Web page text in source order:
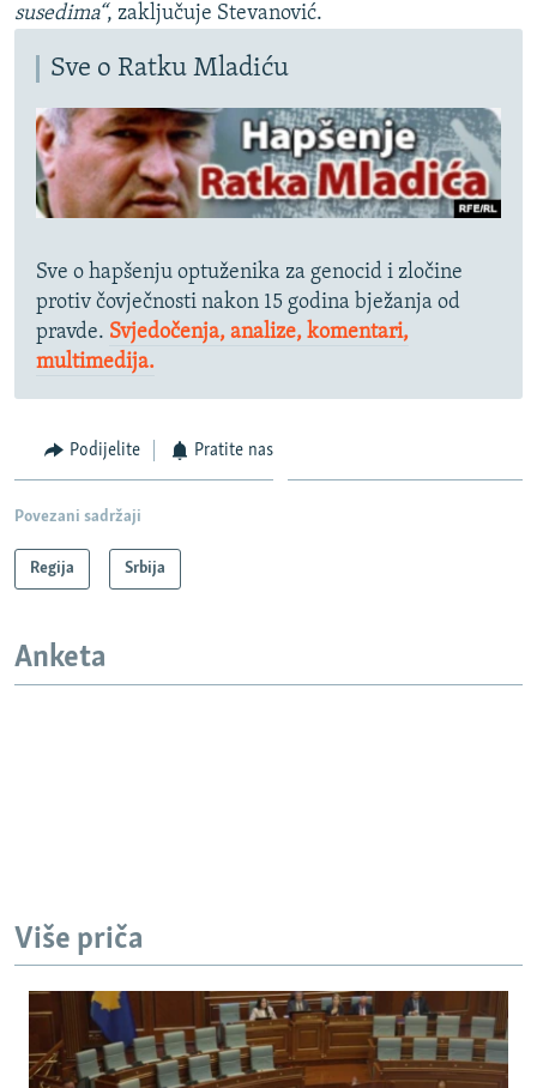
susedima“, zaključuje Stevanović.
Sve o Ratku Mladiću
Sve o hapšenju optuženika za genocid i zločine
protiv čovječnosti nakon 15 godina bježanja od
pravde. Svjedočenja, analize, komentari,
multimedija.
Podijelite Pratite nas
Povezani sadržaji
Regija Srbija
Anketa
Više priča